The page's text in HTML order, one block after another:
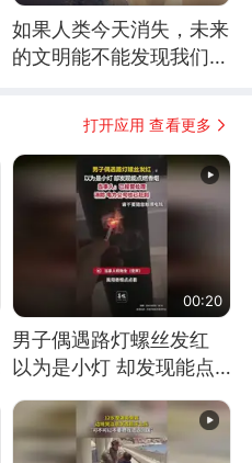
如果人类今天消失，未来
的文明能不能发现我们存
打开应用 查看更多
00:20
男子偶遇路灯螺丝发红
以为是小灯 却发现能点
处理